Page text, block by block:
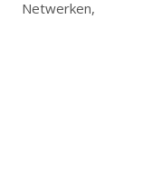
Netwerken,